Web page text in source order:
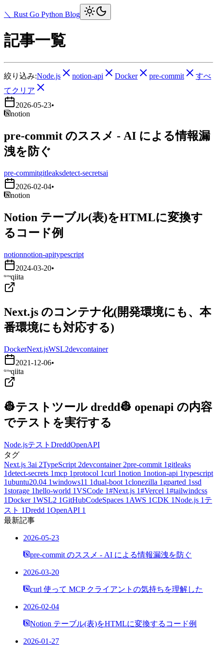
＼ Rust Go Python Blog
記事一覧
絞り込み:Node.js notion-api Docker pre-commit
すべ
てクリア
2026-05-23•
notion
pre-commit のススメ - AI による情報漏
洩を防ぐ
pre-commitgitleaksdetect-secretsai
2026-02-04•
notion
Notion テーブル(表)をHTMLに変換す
るコード例
notionnotion-apitypescript
2024-03-20•
qiita
Next.js のコンテナ化(開発環境にも、本
番環境にも対応する)
DockerNext.jsWSL2devcontainer
2021-12-06•
qiita
👷テストツール dredd👷 openapi の内容
でテストを実行する
Node.jsテスト DreddOpenAPI
タグ
Next.js 3ai 2TypeScript 2devcontainer 2pre-commit 1 gitleaks
1detect-secrets 1mcp 1protocol 1curl 1notion 1notion-api 1typescript
1ubuntu20.04 1windows11 1dual-boot 1clonezilla 1 gparted 1ssd
1storage 1hello-world 1VSCode 1#Next.js 1#Vercel 1#tailwindcss
1Docker 1WSL2 1GitHubCodeSpaces 1 AWS 1CDK 1Node.js 1 テ
スト 1Dredd 1OpenAPI 1
最新記事
2026-05-23
pre-commit のススメ - AI による情報漏洩を防ぐ
2026-03-20
curl 使って MCP クライアントの気持ちを理解した
2026-02-04
Notion テーブル(表)をHTMLに変換するコード例
2026-01-27